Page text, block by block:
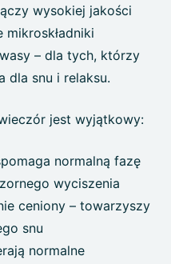
wysokiej jakości
– dla tych, którzy
dla snu i relaksu.
jest wyjątkowy:
normalną fazę
wyciszenia
ceniony – towarzyszy
snu
normalne